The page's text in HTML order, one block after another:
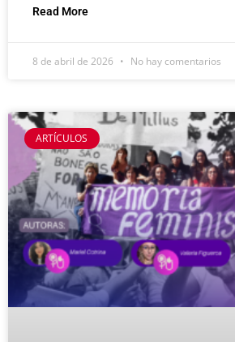
Read More
8 de abril de 2026 No hay comentarios
ARTÍCULOS